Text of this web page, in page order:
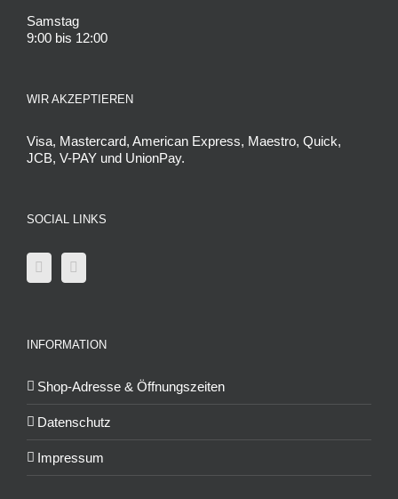
Samstag
9:00 bis 12:00
WIR AKZEPTIEREN
Visa, Mastercard, American Express, Maestro, Quick,
JCB, V-PAY und UnionPay.
SOCIAL LINKS
INFORMATION
Shop-Adresse & Öffnungszeiten
Datenschutz
Impressum